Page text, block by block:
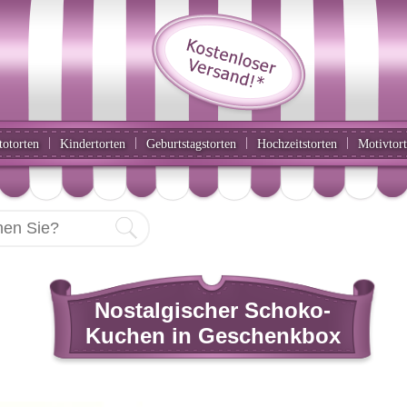
| Kindertorten | Geburtstagstorten | Hochzeitstorten |
Nostalgischer Schoko-
Kuchen in Geschenkbox